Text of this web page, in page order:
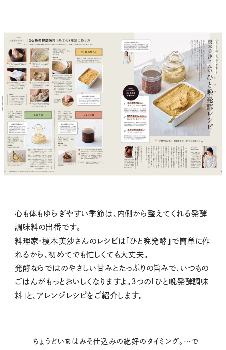
心も体もゆらぎやすい季節は、内側から整えてくれる発酵
調味料の出番です。
料理家・榎本美沙さんのレシピは「ひと晩発酵」で簡単に作
れるから、初めてでも忙しくても大丈夫。
発酵ならではのやさしい甘みとたっぷりの旨みで、いつもの
ごはんがもっとおいしくなりますよ。３つの「ひと晩発酵調味
料」と、アレンジレシピをご紹介します。
ちょうどいまはみそ仕込みの絶好のタイミング。…で